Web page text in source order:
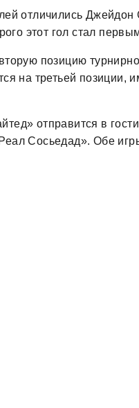
отличились
этот гол стал
позицию
на третьей позиции,
отправится в
Сосьедад». Обе